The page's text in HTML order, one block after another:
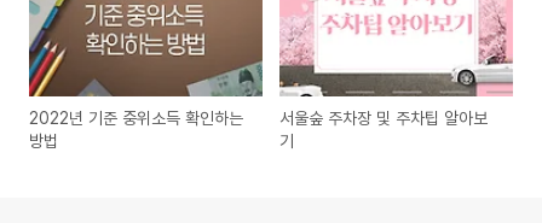
2022년 기준 중위소득 확인하는
방법
서울숲 주차장 및 주차팁 알아보
기